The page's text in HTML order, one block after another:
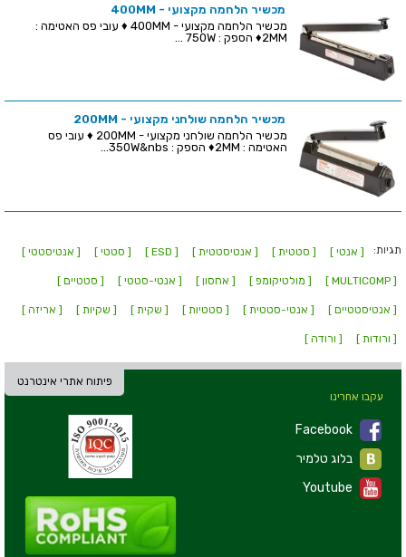
מכשיר הלחמה מקצועי - 400MM
מכשיר הלחמה מקצועי - 400MM ♦ עובי פס האטימה :
2MM♦ הספק : 750W ...
מכשיר הלחמה שולחני מקצועי - 200MM
מכשיר הלחמה שולחני מקצועי - 200MM ♦ עובי פס
האטימה : 2MM♦ הספק : 350W&nbs...
תגיות: [ אנטי ] [ סטטית ] [ אנטיסטטית ] [ ESD ] [ סטטי ] [ אנטיסטטי ]
[ MULTICOMP ] [ מולטיקומפ ] [ אחסון ] [ אנטי-סטטי ] [ סטטיים ]
[ אנטיסטטיים ] [ אנטי-סטטית ] [ סטטיות ] [ שקית ] [ שקיות ] [ אריזה ]
[ ורודות ] [ ורודה ]
פיתוח אתרי אינטרנט
עקבו אחרינו
Facebook
Youtube